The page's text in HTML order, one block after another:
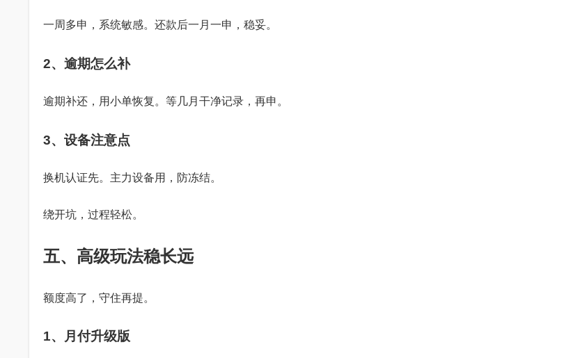
一周多申，系统敏感。还款后一月一申，稳妥。
2、逾期怎么补
逾期补还，用小单恢复。等几月干净记录，再申。
3、设备注意点
换机认证先。主力设备用，防冻结。
绕开坑，过程轻松。
五、高级玩法稳长远
额度高了，守住再提。
1、月付升级版